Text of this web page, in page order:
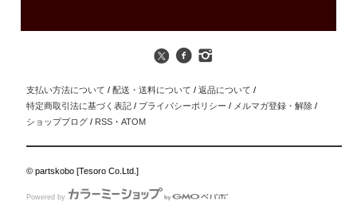
支払い方法について / 配送・送料について / 返品について /
特定商取引法に基づく表記 / プライバシーポリシー / メルマガ登録・解除 /
ショップブログ / RSS ・ATOM
© partskobo [Tesoro Co.Ltd.]
Powered by